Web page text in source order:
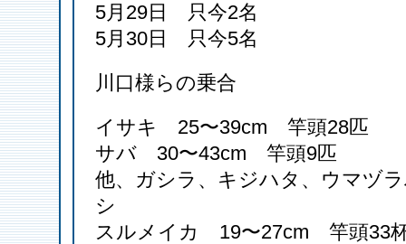
5月29日 只今2名
5月30日 只今5名
川口様らの乗合
イサキ 25〜39cm 竿頭28匹
サバ 30〜43cm 竿頭9匹
他、ガシラ、キジハタ、ウマヅ
シ
スルメイカ 19〜27cm 竿頭33